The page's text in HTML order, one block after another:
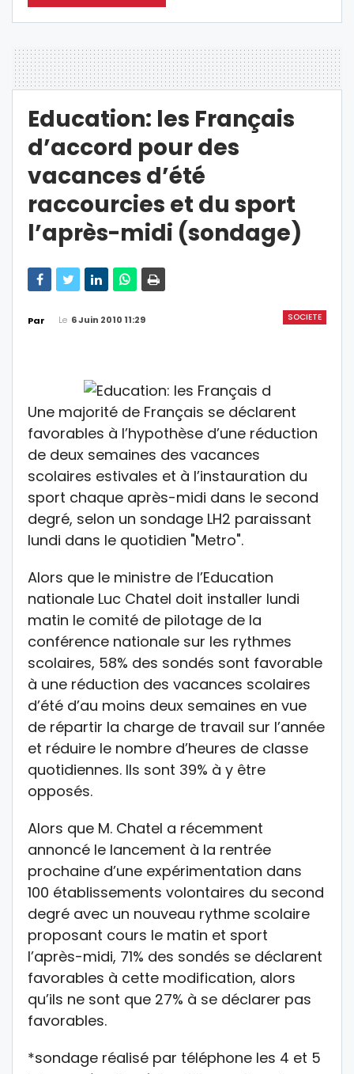
Education: les Français
d’accord pour des
vacances d’été
raccourcies et du sport
l’après-midi (sondage)
SOCIETE
Par Le 6 Juin 2010 11:29
Une majorité de Français se déclarent
favorables à l’hypothèse d’une réduction
de deux semaines des vacances
scolaires estivales et à l’instauration du
sport chaque après-midi dans le second
degré, selon un sondage LH2 paraissant
lundi dans le quotidien "Metro".
Alors que le ministre de l’Education
nationale Luc Chatel doit installer lundi
matin le comité de pilotage de la
conférence nationale sur les rythmes
scolaires, 58% des sondés sont favorable
à une réduction des vacances scolaires
d’été d’au moins deux semaines en vue
de répartir la charge de travail sur l’année
et réduire le nombre d’heures de classe
quotidiennes. Ils sont 39% à y être
opposés.
Alors que M. Chatel a récemment
annoncé le lancement à la rentrée
prochaine d’une expérimentation dans
100 établissements volontaires du second
degré avec un nouveau rythme scolaire
proposant cours le matin et sport
l’après-midi, 71% des sondés se déclarent
favorables à cette modification, alors
qu’ils ne sont que 27% à se déclarer pas
favorables.
*sondage réalisé par téléphone les 4 et 5